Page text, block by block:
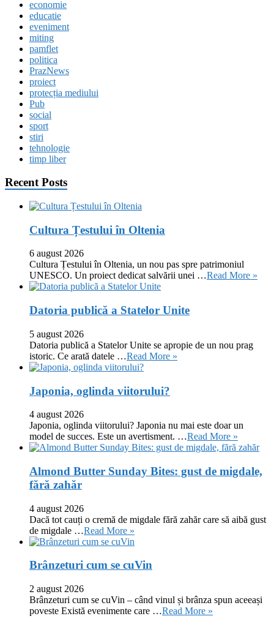
economie
educatie
eveniment
miting
pamflet
politica
PrazNews
proiect
protecția mediului
Pub
social
sport
stiri
tehnologie
timp liber
Recent Posts
Cultura Țestului în Oltenia
6 august 2026
Cultura Țestului în Oltenia, un nou pas spre patrimoniul
UNESCO. Un proiect dedicat salvării unei …Read More »
Datoria publică a Statelor Unite
5 august 2026
Datoria publică a Statelor Unite se apropie de un nou prag
istoric. Ce arată datele …Read More »
Japonia, oglinda viitorului?
4 august 2026
Japonia, oglinda viitorului? Japonia nu mai este doar un
model de succes. Este un avertisment. …Read More »
Almond Butter Sunday Bites: gust de migdale,
fără zahăr
4 august 2026
Dacă tot cauți o cremă de migdale fără zahăr care să aibă gust
de migdale …Read More »
Brânzeturi cum se cuVin
2 august 2026
Brânzeturi cum se cuVin – când vinul și brânza spun aceeași
poveste Există evenimente care …Read More »